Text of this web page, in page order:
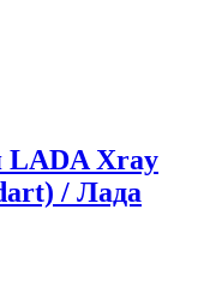
LADA Xray
/ Лада